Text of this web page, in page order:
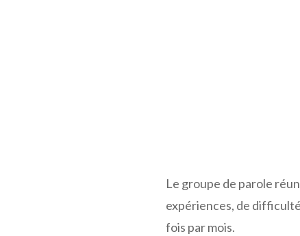
Le groupe de parole
expériences, de
fois par mois.